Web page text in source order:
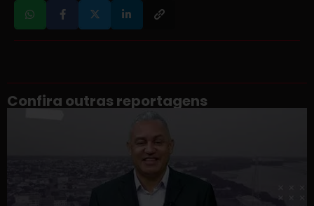
Confira outras reportagens